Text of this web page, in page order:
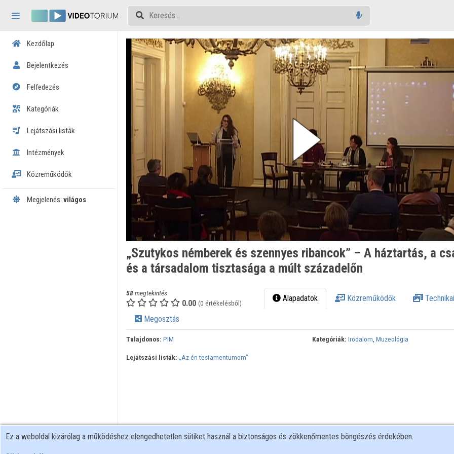
Tartalom kihagyása
Kezdőlap
Bejelentkezés
Felfedezés
Kategóriák
Lejátszási listák
Intézmények
Közreműködők
Megjelenés: világos
„Szutykos némberek és szennyes ribancok” – A háztartás, a
és a társadalom tisztasága a múlt századelőn
58megtekintés
0.00 (0 értékelésből) Alapadatok Közreműködők
Megosztás
Tulajdonos: PIM Kategóriák: Irodalom,Muzeológia
Lejátszási listák: „Az én testamentumom”
Ez a weboldal kizárólag a működéshez elengedhetetlen sütiket használ a biztonságos és zökkenőmentes böngészés érdekében.